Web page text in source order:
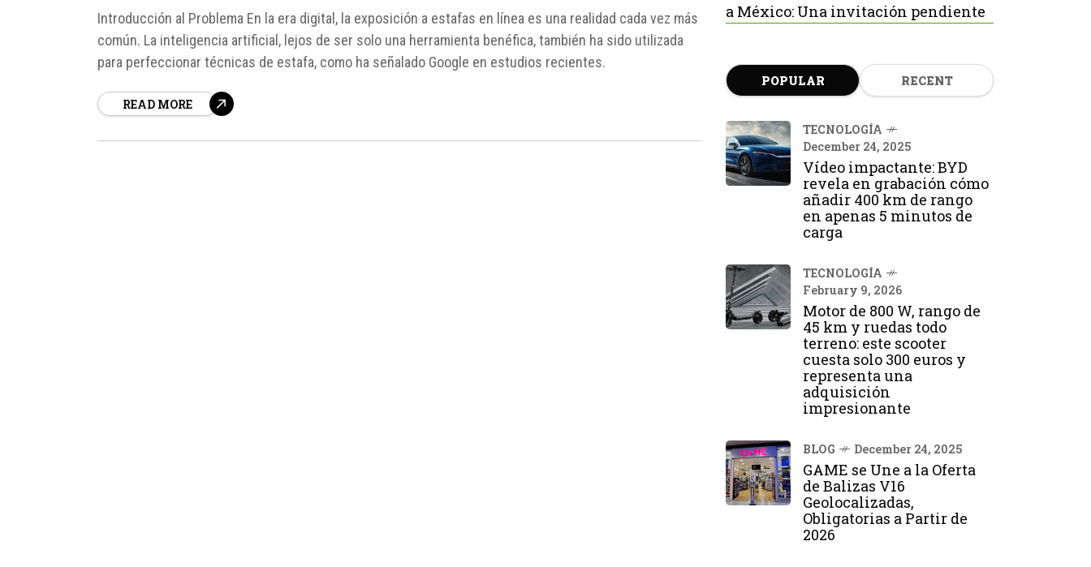
Introducción al Problema En la era digital, la exposición a estafas en línea es una realidad cada vez más
común. La inteligencia artificial, lejos de ser solo una herramienta benéfica, también ha sido utilizada
para perfeccionar técnicas de estafa, como ha señalado Google en estudios recientes.
READ MORE
a México: Una invitación pendiente
POPULAR RECENT
TECNOLOGÍA
December 24, 2025
Vídeo impactante: BYD
revela en grabación cómo
añadir 400 km de rango
en apenas 5 minutos de
carga
TECNOLOGÍA
February 9, 2026
Motor de 800 W, rango de
45 km y ruedas todo
terreno: este scooter
cuesta solo 300 euros y
representa una
adquisición
impresionante
BLOG December 24, 2025
GAME se Une a la Oferta
de Balizas V16
Geolocalizadas,
Obligatorias a Partir de
2026